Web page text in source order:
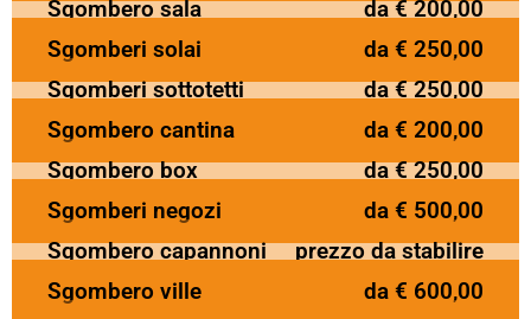
Sgombero sala
da € 200,00
Sgomberi solai
da € 250,00
Sgomberi sottotetti
da € 250,00
Sgombero cantina
da € 200,00
Sgombero box
da € 250,00
Sgomberi negozi
da € 500,00
Sgombero capannoni
prezzo da stabilire
Sgombero ville
da € 600,00